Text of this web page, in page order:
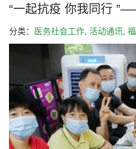
“一起抗疫 你我同行
分类： 医务社会工作 活动通讯